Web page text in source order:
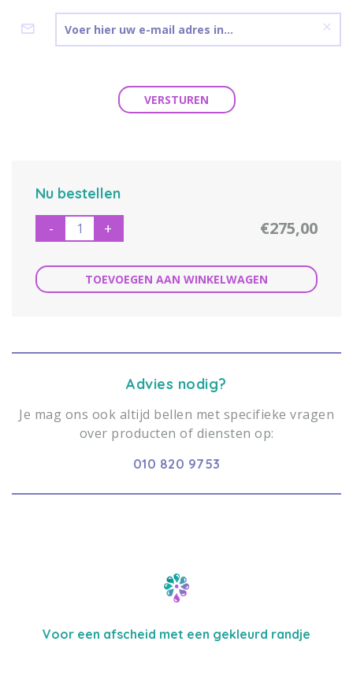
VERSTUREN
Nu bestellen
- + €275,00
TOEVOEGEN AAN WINKELWAGEN
Advies nodig?
Je mag ons ook altijd bellen met specifieke vragen
over producten of diensten op:
010 820 9753
Voor een afscheid met een gekleurd randje